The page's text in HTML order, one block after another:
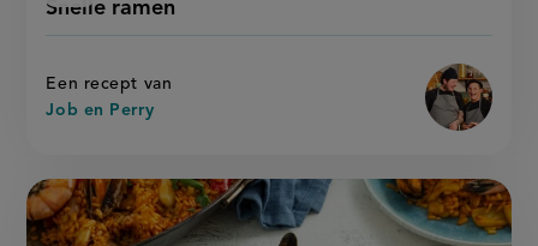
Snelle ramen
Een recept van
Job en Perry
ramen